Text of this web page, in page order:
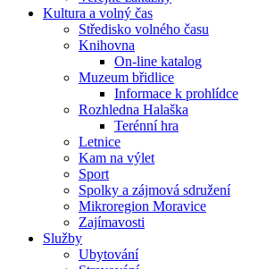
Kultura a volný čas
Středisko volného času
Knihovna
On-line katalog
Muzeum břidlice
Informace k prohlídce
Rozhledna Halaška
Terénní hra
Letnice
Kam na výlet
Sport
Spolky a zájmová sdružení
Mikroregion Moravice
Zajímavosti
Služby
Ubytování